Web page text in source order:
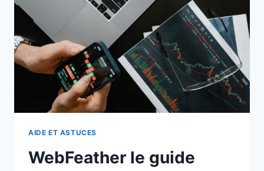
AIDE ET ASTUCES
WebFeather le guide